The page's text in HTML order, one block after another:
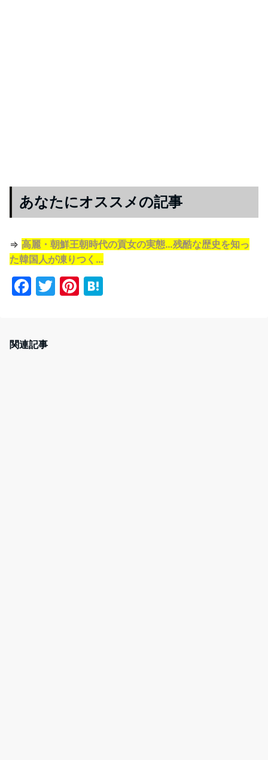
あなたにオススメの記事
⇒ 高麗・朝鮮王朝時代の貢女の実態…残酷な歴史を知っ
た韓国人が凍りつく…
F
e
T
Pi
関連記事